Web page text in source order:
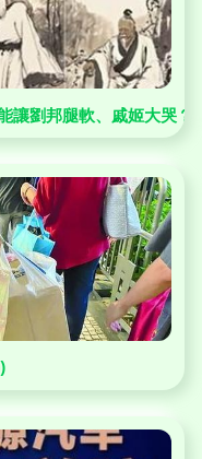
讓劉邦腿軟、戚姬大哭？